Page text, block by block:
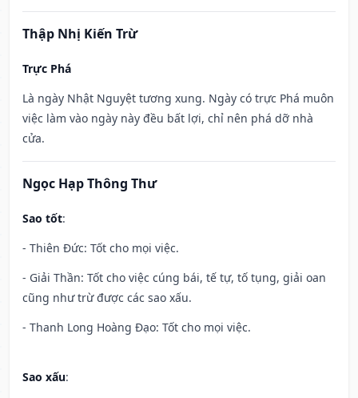
Thập Nhị Kiến Trừ
Trực Phá
Là ngày Nhật Nguyệt tương xung. Ngày có trực Phá muôn
việc làm vào ngày này đều bất lợi, chỉ nên phá dỡ nhà
cửa.
Ngọc Hạp Thông Thư
Sao tốt:
- Thiên Đức: Tốt cho mọi việc.
- Giải Thần: Tốt cho việc cúng bái, tế tự, tố tụng, giải oan
cũng như trừ được các sao xấu.
- Thanh Long Hoàng Đạo: Tốt cho mọi việc.
Sao xấu: